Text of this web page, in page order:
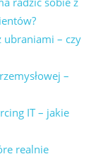
ubraniami – czy
–
IT – jakie
realnie